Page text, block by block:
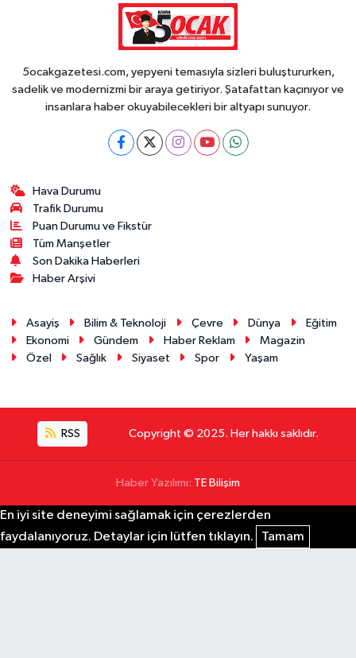
5ocakgazetesi.com, yepyeni temasıyla sizleri buluştururken,
sadelik ve modernizmi bir araya getiriyor. Şatafattan kaçınıyor ve
insanlara haber okuyabilecekleri bir altyapı sunuyor.
Hava Durumu
Trafik Durumu
Puan Durumu ve Fikstür
Tüm Manşetler
Son Dakika Haberleri
Haber Arşivi
Asayiş Bilim & Teknoloji Çevre Dünya
Eğitim
Ekonomi
Gündem Haber Reklam
Magazin
Özel
Sağlık Siyaset Spor Yaşam
RSS Copyright © 2025. Her hakkı saklıdır.
Haber Yazılımı: TE Bilişim
En iyi site deneyimi sağlamak için çerezlerden
faydalanıyoruz. Detaylar için lütfen tıklayın.
Tamam